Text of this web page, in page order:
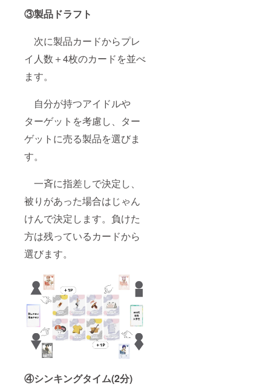
③製品ドラフト
次に製品カードからプレ
イ人数＋4枚のカードを並べ
ます。
自分が持つアイドルや
ターゲットを考慮し、ター
ゲットに売る製品を選びま
す。
一斉に指差しで決定し、
被りがあった場合はじゃん
けんで決定します。負けた
方は残っているカードから
選びます。
④シンキングタイム(2分)